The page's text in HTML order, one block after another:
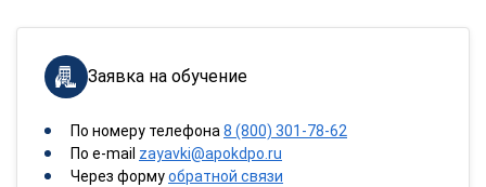
Заявка на обучение
По номеру телефона 8 (800) 301-78-62
По e-mail zayavki@apokdpo.ru
Через формуобратной связи